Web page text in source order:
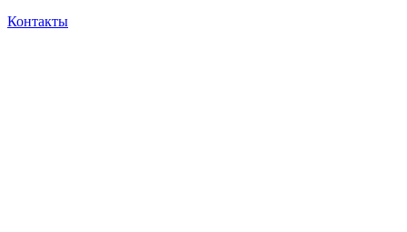
Контакты